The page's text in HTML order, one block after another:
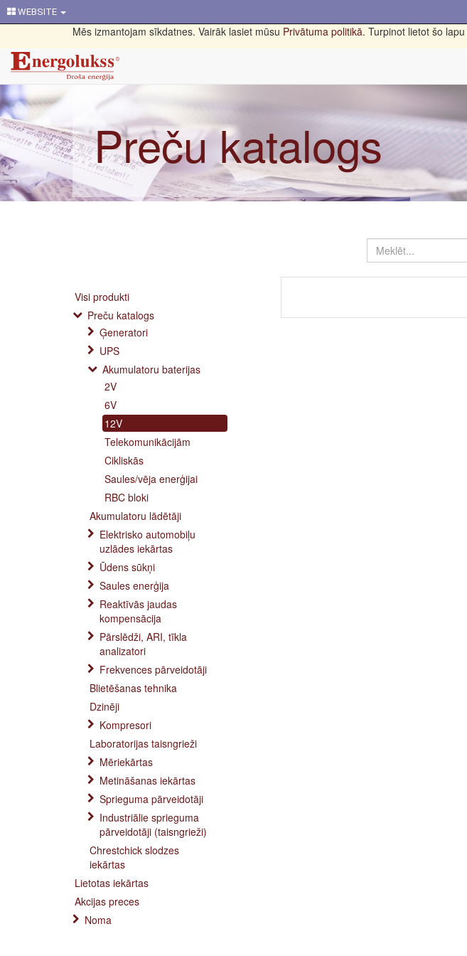
WEBSITE
Mēs izmantojam sīkdatnes. Vairāk lasiet mūsu Privātuma politikā. Turpinot lietot šo
Preču katalogs
Visi produkti
Preču katalogs
Ģeneratori
UPS
Akumulatoru baterijas
2V
6V
12V
Telekomunikācijām
Cikliskās
Saules/vēja enerģijai
RBC bloki
Akumulatoru lādētāji
Elektrisko automobiļu
uzlādes iekārtas
Ūdens sūkņi
Saules enerģija
Reaktīvās jaudas
kompensācija
Pārslēdži, ARI, tīkla
analizatori
Frekvences pārveidotāji
Blietēšanas tehnika
Dzinēji
Kompresori
Laboratorijas taisngrieži
Mēriekārtas
Metināšanas iekārtas
Sprieguma pārveidotāji
Industriālie sprieguma
pārveidotāji (taisngrieži)
Chrestchick slodzes
iekārtas
Lietotas iekārtas
Akcijas preces
Noma